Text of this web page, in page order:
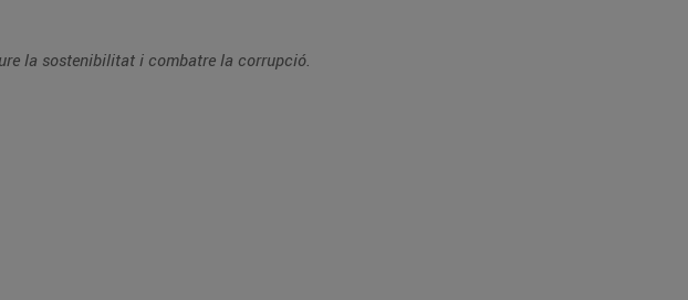
de les Nacions Unides per promoure la sostenibilitat i combatre la corrupció.